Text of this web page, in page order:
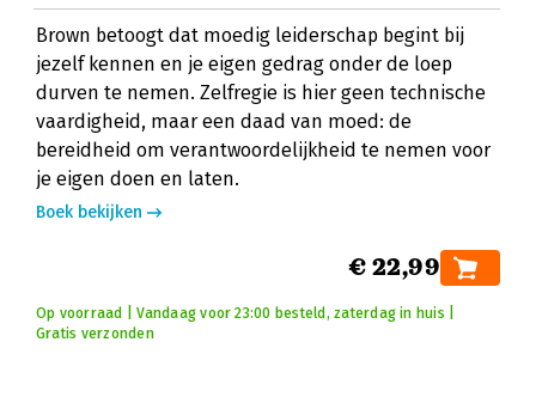
Brown betoogt dat moedig leiderschap begint bij
jezelf kennen en je eigen gedrag onder de loep
durven te nemen. Zelfregie is hier geen technische
vaardigheid, maar een daad van moed: de
bereidheid om verantwoordelijkheid te nemen voor
je eigen doen en laten.
Boek bekijken
€ 22,99
Op voorraad | Vandaag voor 23:00 besteld, zaterdag in huis |
Gratis verzonden